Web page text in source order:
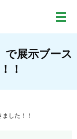
メ
で展示ブース
！
した！！